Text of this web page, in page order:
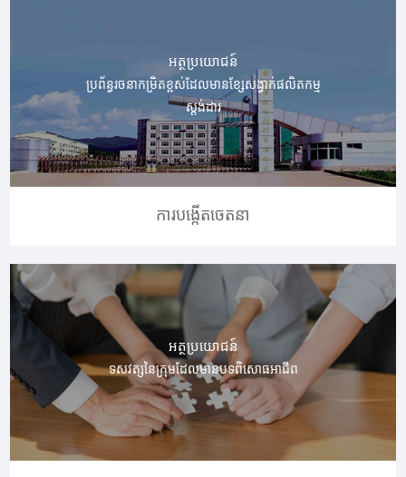
អត្ថប្រយោជន៍
ប្រព័ន្ធរចនាកម្រិតខ្ពស់ដែលមានខ្សែសង្វាក់ផលិតកម្ម
ស្តង់ដារ
ការបង្កើតចេតនា
អត្ថប្រយោជន៍
ទសវត្សនៃក្រុមដែលមានបទពិសោធអាជីព